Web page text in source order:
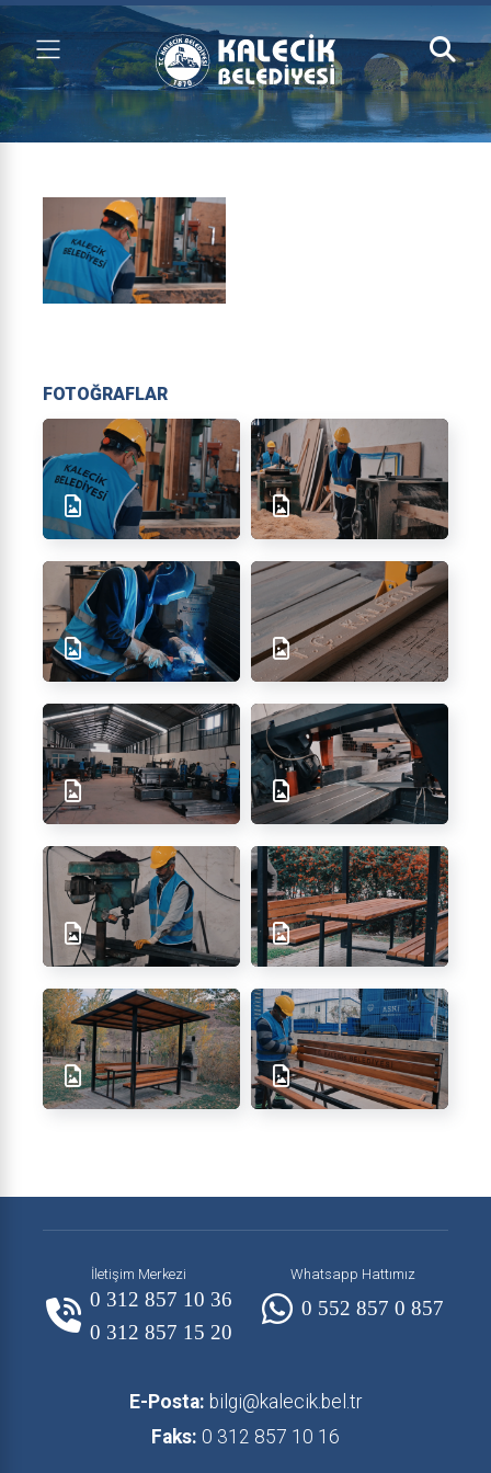
FOTOĞRAFLAR
İletişim Merkezi
0 312 857 10 36
0 312 857 15 20
Whatsapp Hattımız
0 552 857 0 857
E-Posta: bilgi@kalecik.bel.tr
Faks: 0 312 857 10 16